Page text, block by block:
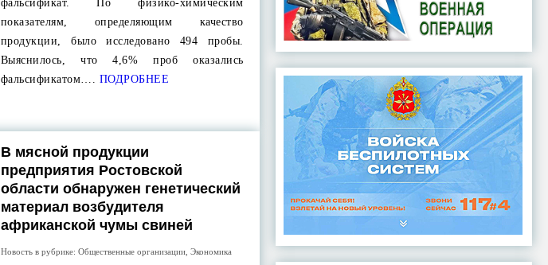
фальсификат. По физико-химическим
показателям, определяющим качество
продукции, было исследовано 494 пробы.
Выяснилось, что 4,6% проб оказались
фальсификатом…. ПОДРОБНЕЕ
В мясной продукции
предприятия Ростовской
области обнаружен генетический
материал возбудителя
африканской чумы свиней
Новость в рубрике: Общественные организации, Экономика